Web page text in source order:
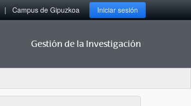
Campus de Gipuzkoa Iniciar sesión
Gestión de la Investigación